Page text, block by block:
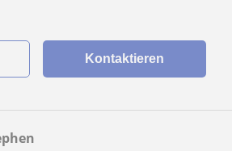
Kontaktieren